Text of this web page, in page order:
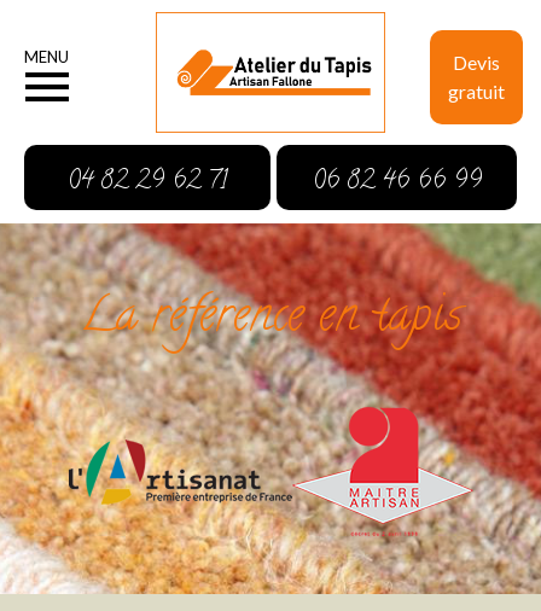
Devis
gratuit
MENU
04 82 29 62 71 06 82 46 66 99
La référence en tapis